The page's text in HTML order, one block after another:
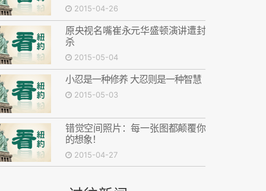
2015-04-26
原央视名嘴崔永元华盛顿演讲遭封
杀
2015-05-04
小忍是一种修养 大忍则是一种智慧
2015-05-03
错觉空间照片：每一张图都颠覆你
的想象！
2015-04-27